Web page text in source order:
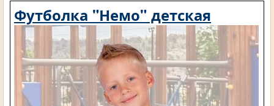
Футболка "Немо" детская